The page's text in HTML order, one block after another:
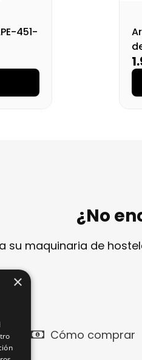
451-
¿No
su maquinaria de
Cómo comprar
×